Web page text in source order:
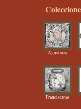
Agustinas
Franciscanas